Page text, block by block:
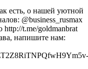
есть, о нашей уютной
@business_rusmax
t.me/goldmanbrat
напишите нам: